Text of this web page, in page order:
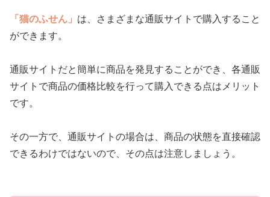
「猫のふせん」 は、さまざまな通販サイトで購入すること
ができます。
通販サイトだと簡単に商品を発見することができ、各通販
サイトで商品の価格比較を行って購入できる点はメリット
です。
その一方で、通販サイトの場合は、商品の状態を直接確認
できるわけではないので、その点は注意しましょう。